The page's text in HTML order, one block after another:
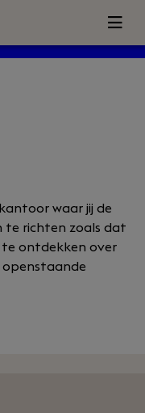
waar jij de
te richten zoals dat
te ontdekken over
openstaande